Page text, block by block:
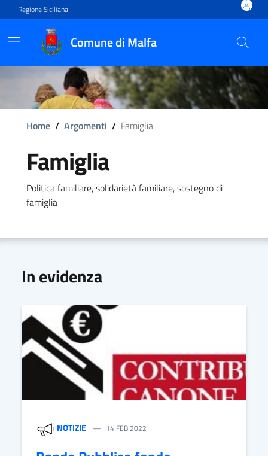
Vai ai contenuti
Vai al footer
Regione Siciliana
Comune di Malfa
Home / Argomenti / Famiglia
Famiglia
Politica familiare, solidarietà familiare, sostegno di
famiglia
In evidenza
NOTIZIE 14 FEB 2022